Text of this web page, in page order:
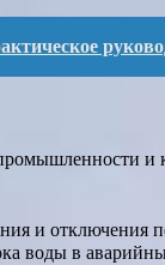
и
и
воды в